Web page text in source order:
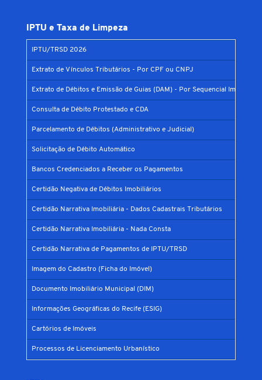
IPTU e Taxa de Limpeza
IPTU/TRSD 2026
Extrato de Vínculos Tributários - Por CPF ou CNPJ
Extrato de Débitos e Emissão de Guias (DAM) - Por Sequencial Imobiliário
Consulta de Débito Protestado e CDA
Parcelamento de Débitos (Administrativo e Judicial)
Solicitação de Débito Automático
Bancos Credenciados a Receber os Pagamentos
Certidão Negativa de Débitos Imobiliários
Certidão Narrativa Imobiliária - Dados Cadastrais Tributários
Certidão Narrativa Imobiliária - Nada Consta
Certidão Narrativa de Pagamentos de IPTU/TRSD
Imagem do Cadastro (Ficha do Imóvel)
Documento Imobiliário Municipal (DIM)
Informações Geográficas do Recife (ESIG)
Cartórios de Imóveis
Processos de Licenciamento Urbanístico